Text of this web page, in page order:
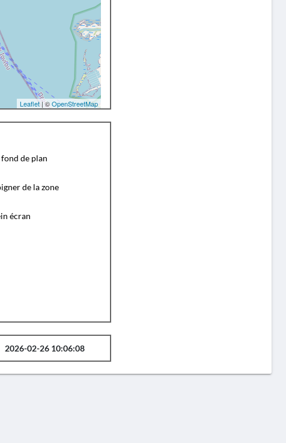
Leaflet| ©OpenStreetMap
de plan
de la zone
écran
2026-02-26 10:06:08